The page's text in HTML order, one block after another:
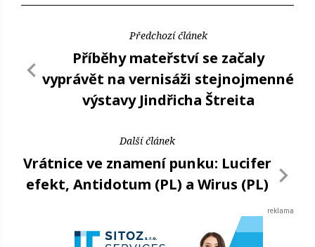
Předchozí článek
Příběhy mateřství se začaly
vyprávět na vernisáži stejnojmenné
výstavy Jindřicha Štreita
Další článek
Vrátnice ve znamení punku: Lucifer
efekt, Antidotum (PL) a Wirus (PL)